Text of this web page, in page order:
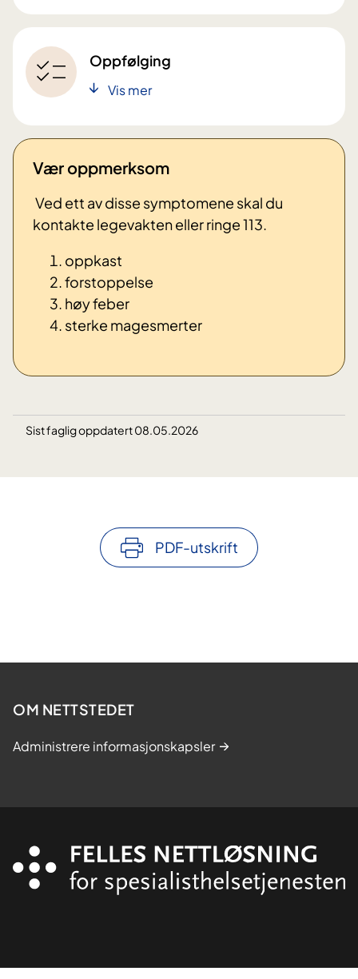
Oppfølging
Vis mer
Vær oppmerksom
Ved ett av disse symptomene skal du
kontakte legevakten eller ringe 113.
oppkast
forstoppelse
høy feber
sterke magesmerter
Sist faglig oppdatert 08.05.2026
PDF-utskrift
OM NETTSTEDET
Administrere informasjonskapsler
Organisasjon